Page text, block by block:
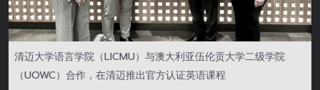
清迈大学语言学院（LICMU）与澳大利亚伍伦贡大学二级学院
（UOWC）合作，在清迈推出官方认证英语课程